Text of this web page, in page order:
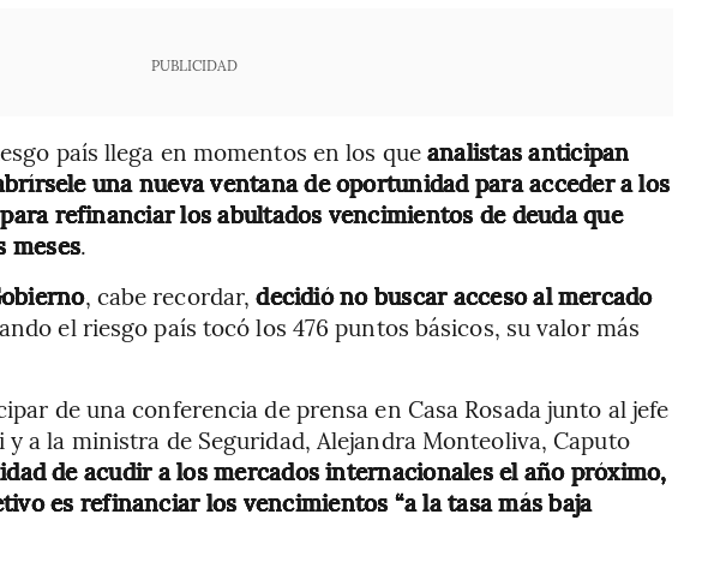
PUBLICIDAD
país llega en momentos en los queanalistas anticipan
una nueva ventana de oportunidad para acceder a los
refinanciar los abultados vencimientos de deuda que
meses.
, cabe recordar,decidió no buscar acceso al mercado
el riesgo país tocó los 476 puntos básicos, su valor más
de una conferencia de prensa en Casa Rosada junto al jefe
a la ministra de Seguridad, Alejandra Monteoliva, Caputo
de acudir a los mercados internacionales el año próximo,
es refinanciar los vencimientos “a la tasa más baja